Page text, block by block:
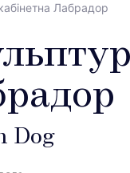
Лабрадор
Dog